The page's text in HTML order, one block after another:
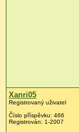
Xanri05
Registrovaný uživatel
Číslo příspěvku: 466
Registrován: 1-2007